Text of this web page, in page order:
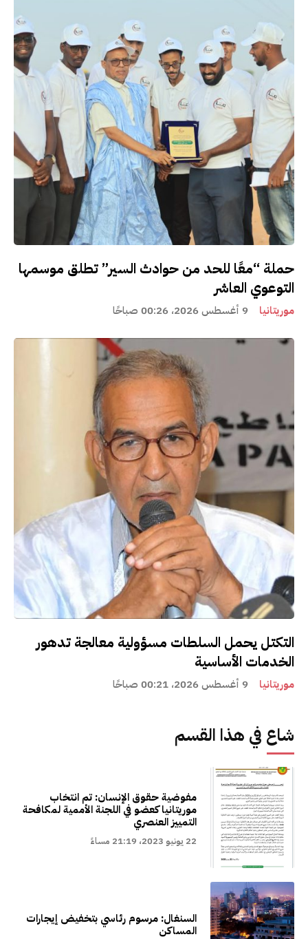
حملة “معًا للحد من حوادث السير” تطلق موسمها
التوعوي العاشر
موريتانيا 9 أغسطس 2026، 00:26 صباحًا
التكتل يحمل السلطات مسؤولية معالجة تدهور
الخدمات الأساسية
موريتانيا 9 أغسطس 2026، 00:21 صباحًا
شاع في هذا القسم
مفوضية حقوق الإنسان: تم انتخاب
موريتانيا كعضو في اللجنة الأممية لمكافحة
التمييز العنصري
22 يونيو 2023، 21:19 مساءً
السنغال: مرسوم رئاسي بتخفيض إيجارات
المساكن